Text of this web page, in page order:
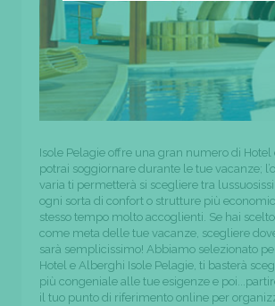
Isole Pelagie offre una gran numero di
potrai soggiornare durante le tue vacanze;
varia ti permetterà si scegliere tra
ogni sorta di confort o strutture più
stesso tempo molto accoglienti. Se hai
come meta delle tue vacanze, scegliere
sarà semplicissimo! Abbiamo selezionato
Hotel e Alberghi Isole Pelagie, ti basterà
più congeniale alle tue esigenze e
il tuo punto di riferimento online per